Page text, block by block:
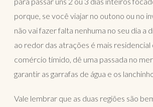
porque, se você viajar no outono ou no
não vai fazer falta nenhuma no seu dia a
ao redor das atrações é mais residencial
comércio tímido, dê uma passada no
garantir as garrafas de água e os
Vale lembrar que as duas regiões são